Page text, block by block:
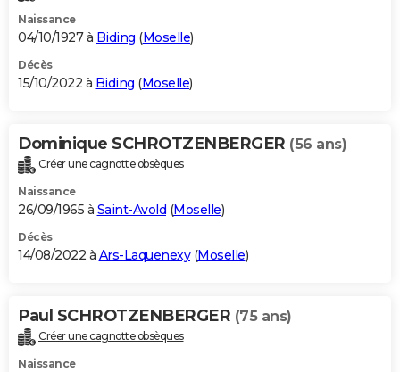
Naissance
04/10/1927 à Biding (Moselle)
Décès
15/10/2022 à Biding (Moselle)
Dominique SCHROTZENBERGER (56 ans)
Créer une cagnotte obsèques
Naissance
26/09/1965 à Saint-Avold (Moselle)
Décès
14/08/2022 à Ars-Laquenexy(Moselle)
Paul SCHROTZENBERGER (75 ans)
Créer une cagnotte obsèques
Naissance